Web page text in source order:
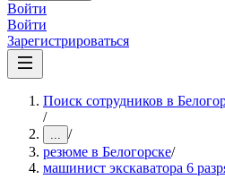
Войти
Войти
Зарегистрироваться
Поиск сотрудников в
/
... /
резюме в Белогорске/
машинист экскаватора 6